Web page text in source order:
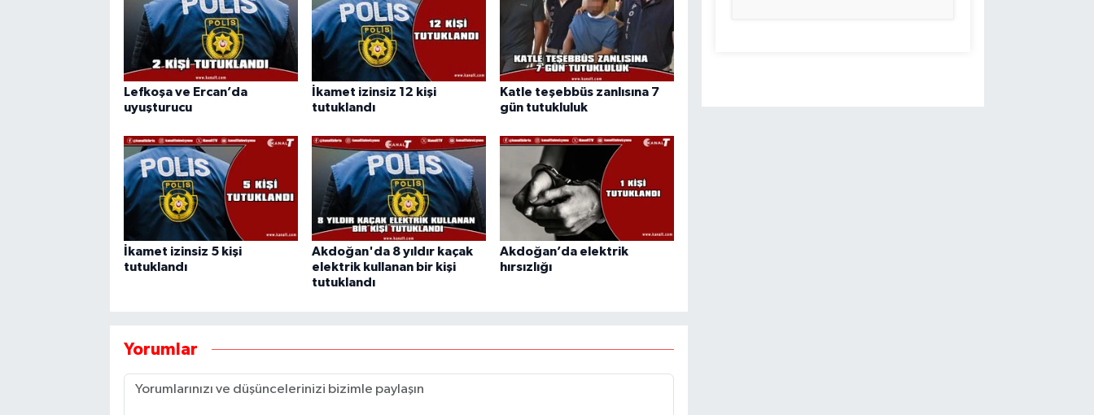
Lefkoşa ve Ercan’da
uyuşturucu
İkamet izinsiz 12 kişi
tutuklandı
Katle teşebbüs zanlısına 7
gün tutukluluk
İkamet izinsiz 5 kişi
tutuklandı
Akdoğan'da 8 yıldır kaçak
elektrik kullanan bir kişi
tutuklandı
Akdoğan’da elektrik
hırsızlığı
Yorumlar